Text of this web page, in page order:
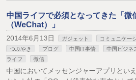
中国ライフで必須となってきた「微
（WeChat）」
2014年6月13日 ガジェット
コミュニケー
つぶやき
ブログ 中国IT事情 中国ビジネ
ライフ
微信
中国においてメッセンジャーアプリとい